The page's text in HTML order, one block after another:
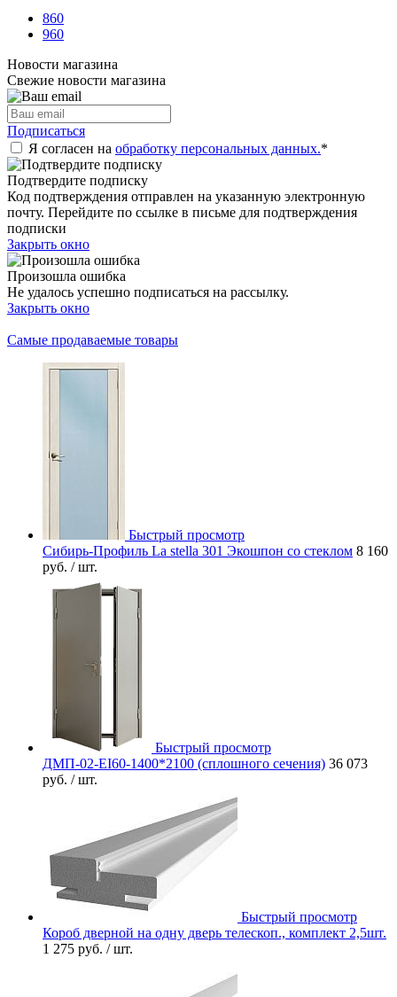
860
960
Новости магазина
Свежие новости магазина
Подписаться
Я согласен на обработку персональных данных.*
Подтвердите подписку
Код подтверждения отправлен на указанную электронную
почту. Перейдите по ссылке в письме для подтверждения
подписки
Закрыть окно
Произошла ошибка
Не удалось успешно подписаться на рассылку.
Закрыть окно
Самые продаваемые товары
Быстрый просмотр
Сибирь-Профиль La stella 301 Экошпон со стеклом 8 160
руб. / шт.
Быстрый просмотр
ДМП-02-EI60-1400*2100 (сплошного сечения) 36 073
руб. / шт.
Быстрый просмотр
Короб дверной на одну дверь телескоп., комплект 2,5шт.
1 275 руб. / шт.